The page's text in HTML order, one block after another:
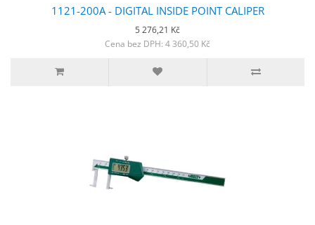
1121-200A - DIGITAL INSIDE POINT CALIPER
5 276,21 Kč
Cena bez DPH: 4 360,50 Kč